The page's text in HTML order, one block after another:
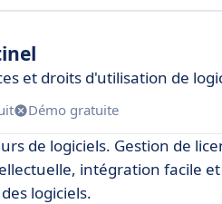
et droits d'utilisation de
Démo gratuite
de logiciels. Gestion de
intégration facile et
logiciels.